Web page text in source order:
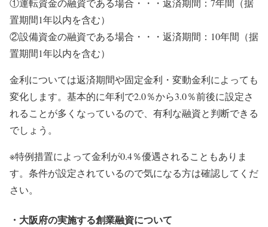
①運転資金の融資である場合・・・返済期間：7年間（据
置期間1年以内を含む）
②設備資金の融資である場合・・・返済期間：10年間（据
置期間1年以内を含む）
金利については返済期間や固定金利・変動金利によっても
変化します。基本的に年利で2.0％から3.0％前後に設定さ
れることが多くなっているので、有利な融資と判断できる
でしょう。
※特例措置によって金利が0.4％優遇されることもありま
す。条件が設定されているので気になる方は確認してくだ
さい。
・大阪府の実施する創業融資について